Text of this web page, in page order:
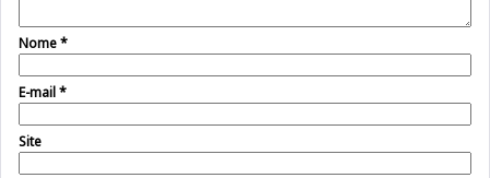
Nome*
E-mail*
Site